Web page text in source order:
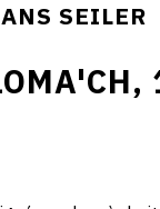
SEILER